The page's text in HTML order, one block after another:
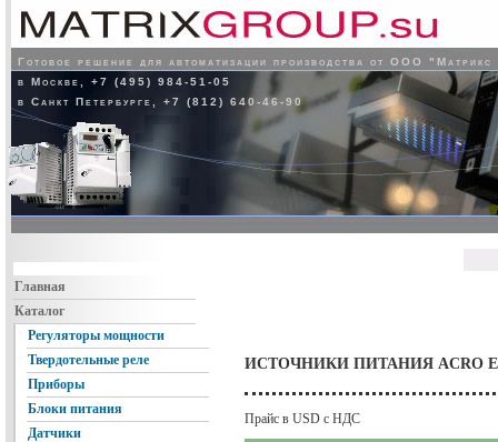
Готовое решение для автоматизации производства от ООО "Матрикс
в Москве, +7 (495) 984-51-05
в Санкт Петербурге, +7 (812) 640-46-90
Главная
Каталог
Регуляторы мощности
Твердотельные реле
Приборы
Блоки питания
Датчики
ИСТОЧНИКИ ПИТАНИЯ ACRO
Прайс в USD с НДС